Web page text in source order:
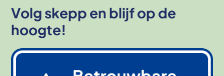
Volg skepp en blijf op de
hoogte!
Afbeelding